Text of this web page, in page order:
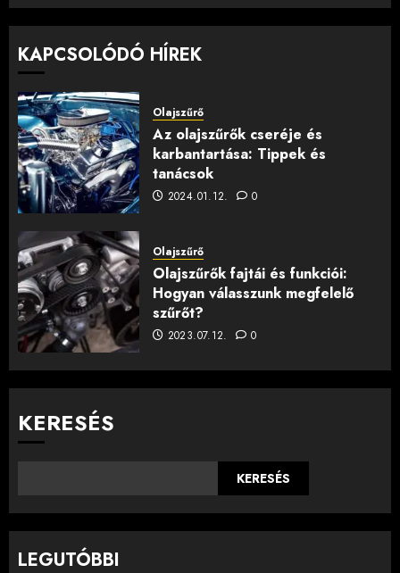
KAPCSOLÓDÓ HÍREK
Olajszűrő
Az olajszűrők cseréje és
karbantartása: Tippek és
tanácsok
2024.01.12. 0
Olajszűrő
Olajszűrők fajtái és funkciói:
Hogyan válasszunk megfelelő
szűrőt?
2023.07.12. 0
KERESÉS
KERESÉS
LEGUTÓBBI